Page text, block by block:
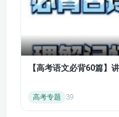
产与存货循环的实质
性程序（4）
第十二章 第三节 货
【高考语文必背60篇】
高考专题 39